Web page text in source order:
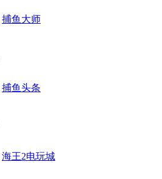
捕鱼大师
捕鱼头条
海王2电玩城